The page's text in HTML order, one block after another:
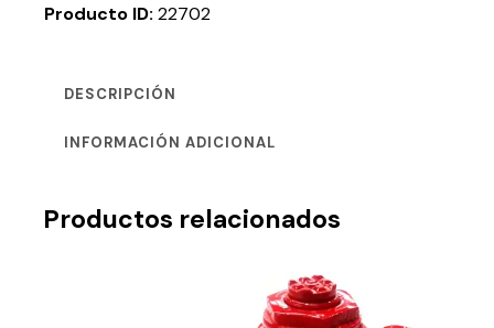
Producto ID: 22702
DESCRIPCIÓN
INFORMACIÓN ADICIONAL
Productos relacionados